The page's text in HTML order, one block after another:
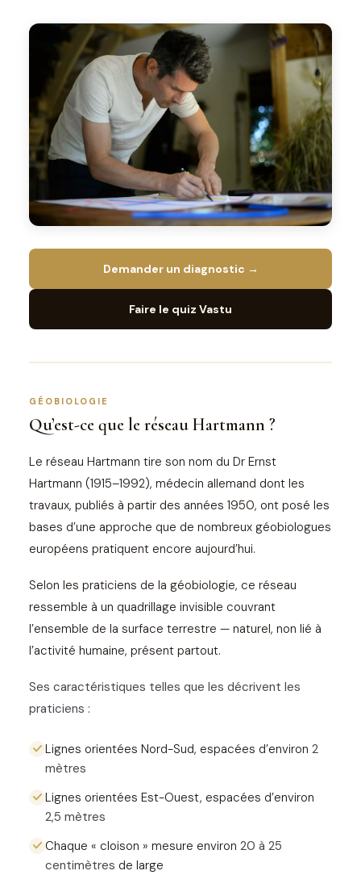
Demander un diagnostic →
Faire le quiz Vastu
GÉOBIOLOGIE
Qu’est-ce que le réseau Hartmann ?
Le réseau Hartmann tire son nom du Dr Ernst
Hartmann (1915–1992), médecin allemand dont les
travaux, publiés à partir des années 1950, ont posé les
bases d’une approche que de nombreux géobiologues
européens pratiquent encore aujourd’hui.
Selon les praticiens de la géobiologie, ce réseau
ressemble à un quadrillage invisible couvrant
l’ensemble de la surface terrestre — naturel, non lié à
l’activité humaine, présent partout.
Ses caractéristiques telles que les décrivent les
praticiens :
Lignes orientées Nord-Sud, espacées d’environ 2
mètres
Lignes orientées Est-Ouest, espacées d’environ
2,5 mètres
Chaque « cloison » mesure environ 20 à 25
centimètres de large